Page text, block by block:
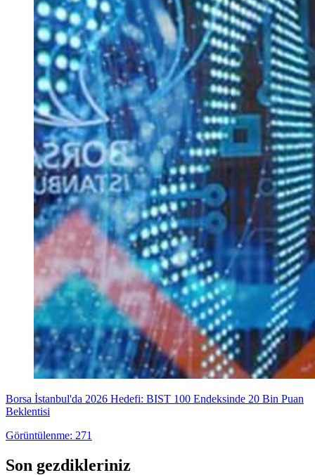
Borsa İstanbul'da 2026 Hedefi: BIST 100 Endeksinde 20 Bin Puan
Beklentisi
Görüntülenme: 271
Son gezdikleriniz